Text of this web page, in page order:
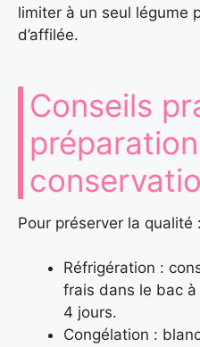
limiter à un seul légume
d’affilée.
Conseils
Pour préserver la qualité :
Réfrigération :
frais dans le bac
4 jours.
Congélation :